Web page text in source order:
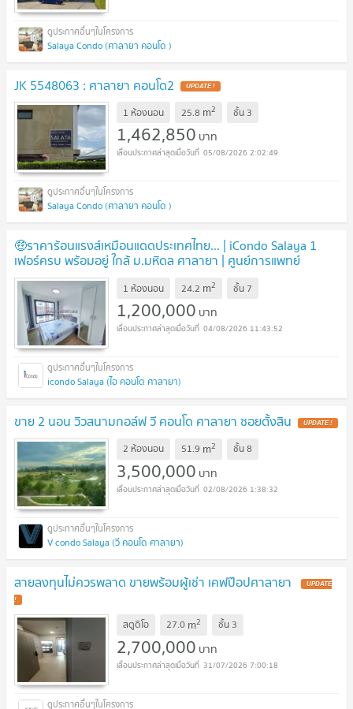
Salaya Condo (ศาลายา คอนโด )
JK 5548063 : ศาลายา คอนโด2
1 ห้องนอน 25.8 m2 ชั้น 3
1,462,850 บาท
05/08/2026 2:02:49
Salaya Condo (ศาลายา คอนโด )
🤑ราคาร้อนแรงส์เหมือนแดดประเทศไทย... | iCondo Salaya 1
เฟอร์ครบ พร้อมอยู่ ใกล้ ม.มหิดล ศาลายา | ศูนย์การแพทย์
กาญจนาฯ | เดินทางสะดวกบรมราชชนนี
1 ห้องนอน 24.2 m2 ชั้น 7
1,200,000 บาท
04/08/2026 11:43:52
icondo Salaya (ไอ คอนโด ศาลายา)
ขาย 2 นอน วิวสนามกอล์ฟ วี คอนโด ศาลายา ซอยตั้งสิน
2 ห้องนอน 51.9 m2 ชั้น8
3,500,000 บาท
02/08/2026 1:38:32
V condo Salaya (วี คอนโด ศาลายา)
สายลงทุนไม่ควรพลาด ขายพร้อมผู้เช่า เคฟป๊อปศาลายา
สตูดิโอ 27.0 m2 ชั้น 3
2,700,000 บาท
31/07/2026 7:00:18